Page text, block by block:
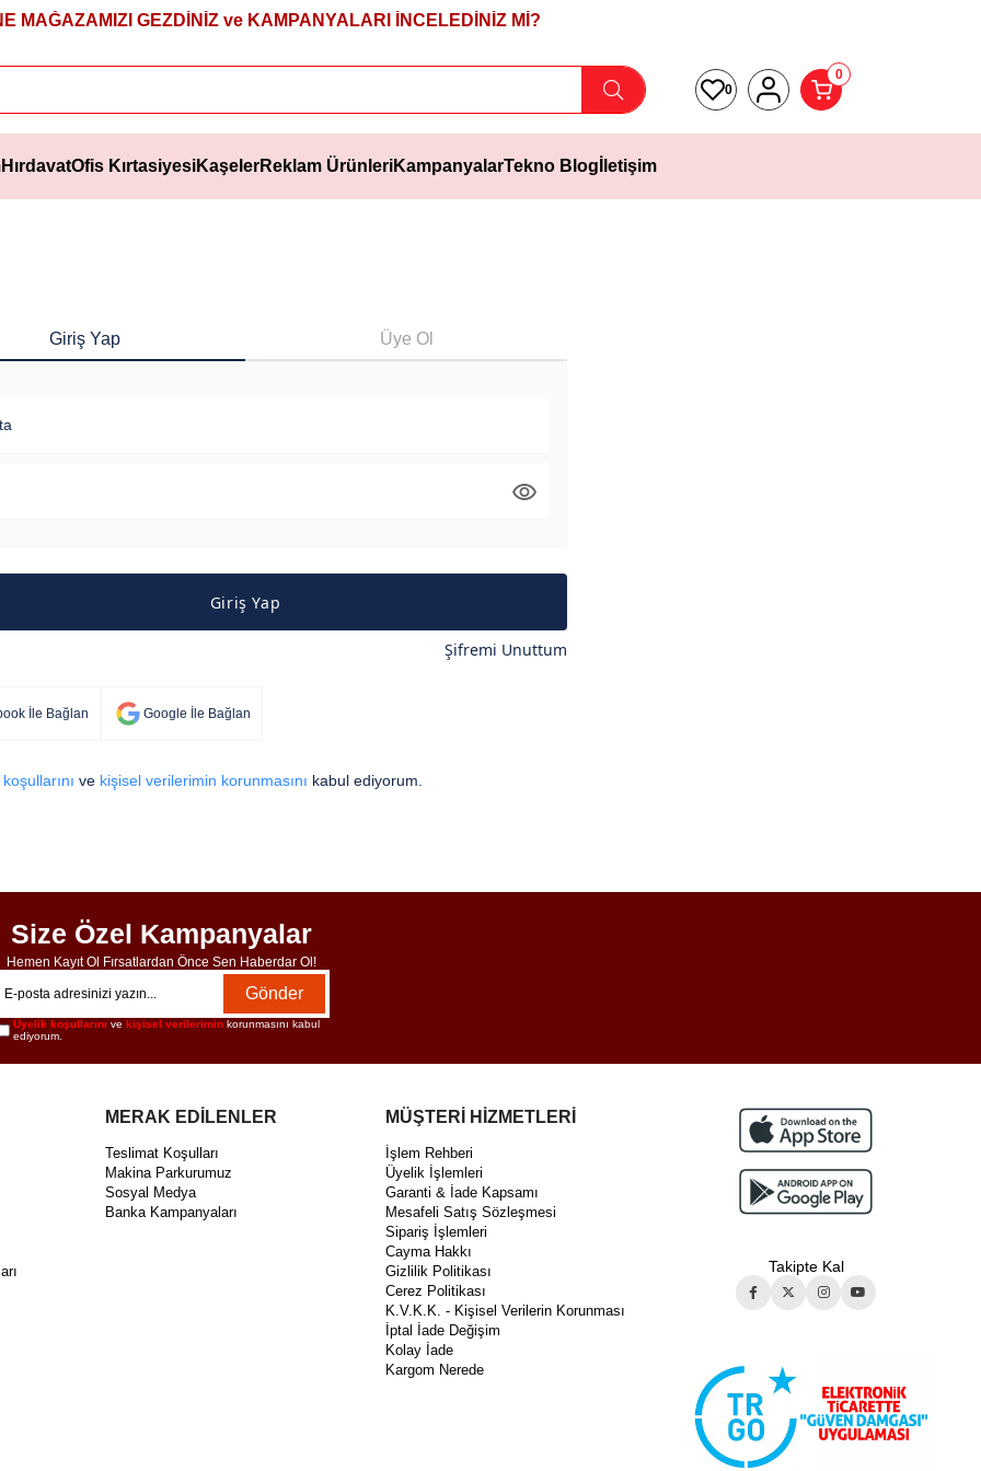
MAĞAZAMIZI GEZDİNİZ ve KAMPANYALARI İNCELEDİNİZ Mİ?
0
0
HırdavatOfis KırtasiyesiKaşelerReklam ÜrünleriKampanyalarTekno Blog İletişim
Giriş Yap Üye Ol
Giriş Yap
Şifremi Unuttum
İle Bağlan Google İle Bağlan
ve kişisel verilerimin korunmasını kabul ediyorum.
Size Özel Kampanyalar
Hemen Kayıt Ol Fırsatlardan Önce Sen Haberdar Ol!
Gönder
Üyelik koşullarını vekişisel verilerimin korunmasını kabul
ediyorum.
MERAK EDİLENLER
Teslimat Koşulları
Makina Parkurumuz
Sosyal Medya
Banka Kampanyaları
MÜŞTERİ HİZMETLERİ
İşlem Rehberi
Üyelik İşlemleri
Garanti & İade Kapsamı
Mesafeli Satış Sözleşmesi
Sipariş İşlemleri
Cayma Hakkı
Gizlilik Politikası
Cerez Politikası
K.V.K.K. - Kişisel Verilerin Korunması
İptal İade Değişim
Kolay İade
Kargom Nerede
Takipte Kal